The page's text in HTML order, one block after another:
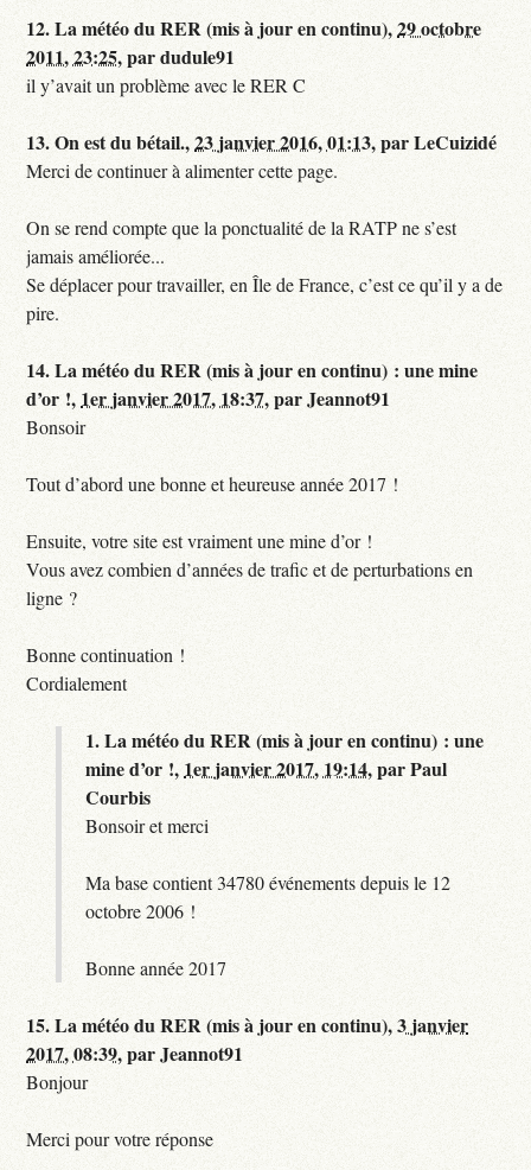
12.La météo du RER (mis à jour en continu),29 octobre
2011, 23:25,pardudule91
il y’avait un problème avec le RER C
13.On est du bétail.,23 janvier 2016, 01:13,parLeCuizidé
Merci de continuer à alimenter cette page.
On se rend compte que la ponctualité de la RATP ne s’est
jamais améliorée...
Se déplacer pour travailler, en Île de France, c’est ce qu’il y a de
pire.
14.La météo du RER (mis à jour en continu) : une mine
d’or !, 1er janvier 2017, 18:37,parJeannot91
Bonsoir
Tout d’abord une bonne et heureuse année 2017 !
Ensuite, votre site est vraiment une mine d’or !
Vous avez combien d’années de trafic et de perturbations en
ligne ?
Bonne continuation !
Cordialement
1.La météo du RER (mis à jour en continu) : une
mine d’or !, 1er janvier 2017, 19:14,parPaul
Courbis
Bonsoir et merci
Ma base contient 34780 événements depuis le 12
octobre 2006 !
Bonne année 2017
15.La météo du RER (mis à jour en continu),3 janvier
2017, 08:39,parJeannot91
Bonjour
Merci pour votre réponse